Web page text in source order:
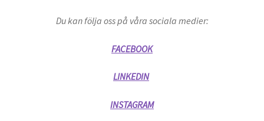
Du kan följa oss på våra sociala medier:
FACEBOOK
LINKEDIN
INSTAGRAM